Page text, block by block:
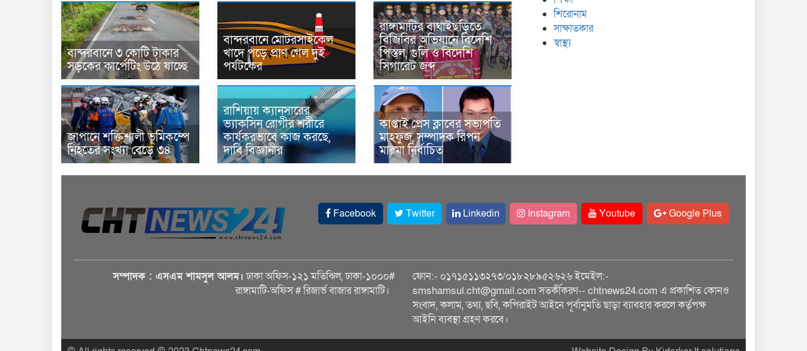
বান্দরবানে ৩ কোটি টাকার
সড়কের কার্পেটিং উঠে যাচ্ছে
বান্দরবানে মোটরসাইকেল
খাদে পড়ে প্রাণ গেল দুই
পর্যটকের
রাঙ্গামাটির বাঘাইছড়িতে
বিজিবির অভিযানে বিদেশি
পিস্তল, গুলি ও বিদেশি
সিগারেট জব্দ
জাপানে শক্তিশালী ভূমিকম্পে
নিহতের সংখ্যা বেড়ে ৩৪
রাশিয়ায় ক্যানসারের
ভ্যাকসিন রোগীর শরীরে
কার্যকরভাবে কাজ করছে,
দাবি বিজ্ঞানীর
কাপ্তাই প্রেস ক্লাবের সভাপতি
মাহফুজ, সম্পাদক রিপন
মারমা নির্বাচিত
শিরোনাম
সাক্ষাতকার
স্বাস্থ্য
Facebook Twitter Linkedin Instagram Youtube Google Plus
সম্পাদক : এসএম শামসুল আলম। ঢাকা অফিস-১২১ মতিঝিল, ঢাকা-১০০০#
রাঙ্গামাটি-অফিস # রিজার্ভ বাজার রাঙ্গামাটি।
ফোন:- ০১৭১৫১১৩২৭৩/০১৮২৮৯৫২৬২৬ ইমেইল:-
smshamsul.cht@gmail.com সতর্কীকরণ-- chtnews24.com এ প্রকাশিত কোনও
সংবাদ, কলাম, তথ্য, ছবি, কপিরাইট আইনে পূর্বানুমতি ছাড়া ব্যাবহার করলে কর্তৃপক্ষ
আইনি ব্যবস্থা গ্রহণ করবে।